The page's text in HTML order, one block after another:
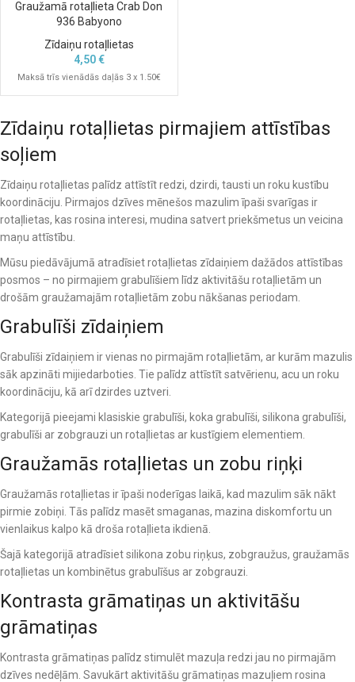
Graužamā rotaļlieta Crab Don
936 Babyono
Zīdaiņu rotaļlietas
4,50€
Maksā trīs vienādās daļās 3 x 1.50€
Zīdaiņu rotaļlietas pirmajiem attīstības
soļiem
Zīdaiņu rotaļlietas palīdz attīstīt redzi, dzirdi, tausti un roku kustību
koordināciju. Pirmajos dzīves mēnešos mazulim īpaši svarīgas ir
rotaļlietas, kas rosina interesi, mudina satvert priekšmetus un veicina
maņu attīstību.
Mūsu piedāvājumā atradīsiet rotaļlietas zīdaiņiem dažādos attīstības
posmos – no pirmajiem grabulīšiem līdz aktivitāšu rotaļlietām un
drošām graužamajām rotaļlietām zobu nākšanas periodam.
Grabulīši zīdaiņiem
Grabulīši zīdaiņiem ir vienas no pirmajām rotaļlietām, ar kurām mazulis
sāk apzināti mijiedarboties. Tie palīdz attīstīt satvērienu, acu un roku
koordināciju, kā arī dzirdes uztveri.
Kategorijā pieejami klasiskie grabulīši, koka grabulīši, silikona grabulīši,
grabulīši ar zobgrauzi un rotaļlietas ar kustīgiem elementiem.
Graužamās rotaļlietas un zobu riņķi
Graužamās rotaļlietas ir īpaši noderīgas laikā, kad mazulim sāk nākt
pirmie zobiņi. Tās palīdz masēt smaganas, mazina diskomfortu un
vienlaikus kalpo kā droša rotaļlieta ikdienā.
Šajā kategorijā atradīsiet silikona zobu riņķus, zobgraužus, graužamās
rotaļlietas un kombinētus grabulīšus ar zobgrauzi.
Kontrasta grāmatiņas un aktivitāšu
grāmatiņas
Kontrasta grāmatiņas palīdz stimulēt mazuļa redzi jau no pirmajām
dzīves nedēļām. Savukārt aktivitāšu grāmatiņas mazuļiem rosina